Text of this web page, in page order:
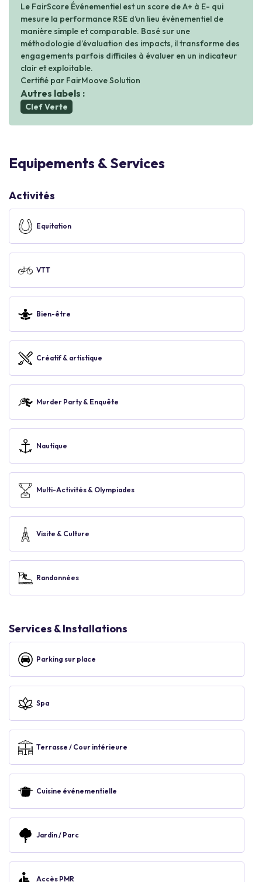
Le FairScore Événementiel est un score de A+ à E- qui
mesure la performance RSE d’un lieu événementiel de
manière simple et comparable. Basé sur une
méthodologie d’évaluation des impacts, il transforme des
engagements parfois difficiles à évaluer en un indicateur
clair et exploitable.
Certifié par FairMoove Solution
Autres labels :
Clef Verte
Equipements & Services
Activités
Equitation
VTT
Bien-être
Créatif & artistique
Murder Party & Enquête
Nautique
Multi-Activités & Olympiades
Visite & Culture
Randonnées
Services & Installations
Parking sur place
Spa
Terrasse / Cour intérieure
Cuisine événementielle
Jardin / Parc
Accès PMR